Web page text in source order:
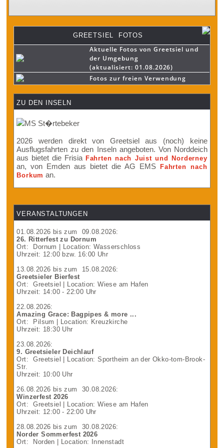
GREETSIEL FOTOS
Aktuelle Fotos von Greetsiel und
der Umgebung
(aktualisiert: 01.08.2026)
Fotos zur freien Verwendung
ZU DEN INSELN
2026 werden direkt von Greetsiel aus (noch) keine
Ausflugsfahrten zu den Inseln angeboten. Von Norddeich
aus bietet die Frisia Fahrten nach Juist und Norderney
an, von Emden aus bietet die AG EMSFahrten nach
Borkum an.
VERANSTALTUNGEN
01.08.2026 bis zum 09.08.2026:
26. Ritterfest zu Dornum
Ort:
Dornum
| Location: Wasserschloss
Uhrzeit: 12:00 bzw. 16:00 Uhr
13.08.2026 bis zum 15.08.2026:
Greetsieler Bierfest
Ort:
Greetsiel
| Location: Wiese am Hafen
Uhrzeit: 14:00 - 22:00 Uhr
22.08.2026:
Amazing Grace: Bagpipes & more ...
Ort:
Pilsum
| Location: Kreuzkirche
Uhrzeit: 18:30 Uhr
23.08.2026:
9. Greetsieler Deichlauf
Ort:
Greetsiel
| Location: Sportheim an der Okko-tom-Brook-
Str.
Uhrzeit: 10:00 Uhr
26.08.2026 bis zum 30.08.2026:
Winzerfest 2026
Ort:
Greetsiel
| Location: Wiese am Hafen
Uhrzeit: 12:00 - 22:00 Uhr
28.08.2026 bis zum 30.08.2026:
Norder Sommerfest 2026
Ort:
Norden | Location: Innenstadt